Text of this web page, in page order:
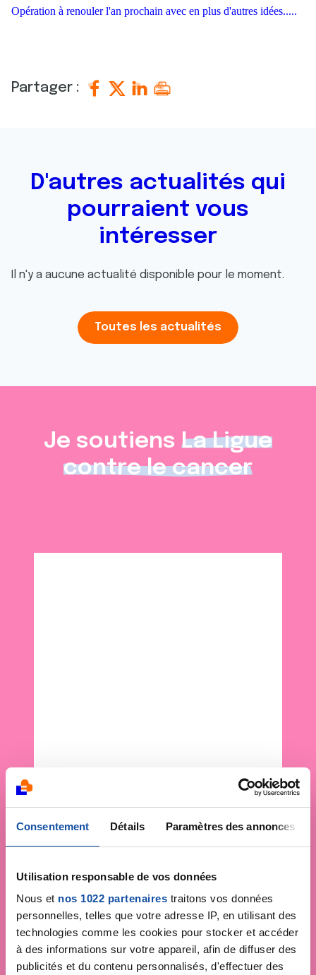
Consentement Détails Paramètres des annonces
Utilisation responsable de vos données
Nous et nos 1022 partenaires traitons vos données
personnelles, telles que votre adresse IP, en utilisant des
technologies comme les cookies pour stocker et accéder
à des informations sur votre appareil, afin de diffuser des
publicités et du contenu personnalisés, d'effectuer des
Opération à renouler l'an prochain avec en plus d'autres idées.....
Partager :
D'autres actualités qui
pourraient vous
intéresser
Il n'y a aucune actualité disponible pour le moment.
Toutes les actualités
Je soutiens La Ligue
contre le cancer